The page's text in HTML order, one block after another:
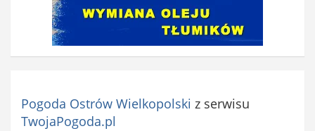
Pogoda Ostrów Wielkopolski z serwisu
TwojaPogoda.pl